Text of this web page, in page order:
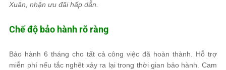
Xuân, nhận ưu đãi hấp dẫn.
Chế độ bảo hành rõ ràng
Bảo hành 6 tháng cho tất cả công việc đã hoàn thành. Hỗ trợ
miễn phí nếu tắc nghẽt xảy ra lại trong thời gian bảo hành. Cam